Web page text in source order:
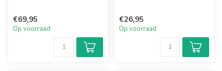
€69,95
Op voorraad
€26,95
Op voorraad